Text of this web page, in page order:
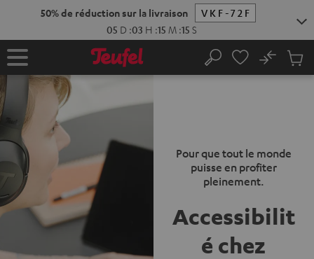
50% de réduction sur la livraison
VKF-72F
05 D :03 H :15 M :14 S
Page
Rechercher
No
Pour que tout le monde
puisse en profiter
pleinement.
Accessibilit
é chez